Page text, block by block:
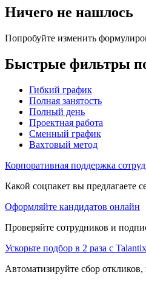
Ничего не нашлось
Попробуйте изменить
Быстрые фильтры
Гибкий график
Полная занятость
Полный день
Проектная работа
Сменный график
Вахтовый метод
Корпоративная поддержка
Какой соцпакет вы предлагаете
Оформляйте кандидатов онлайн
Проверяйте сотрудников и
Ускорьте подбор в 2 раза с Talantix
Автоматизируйте сбор